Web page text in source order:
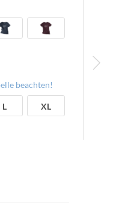
beachten!
L XL